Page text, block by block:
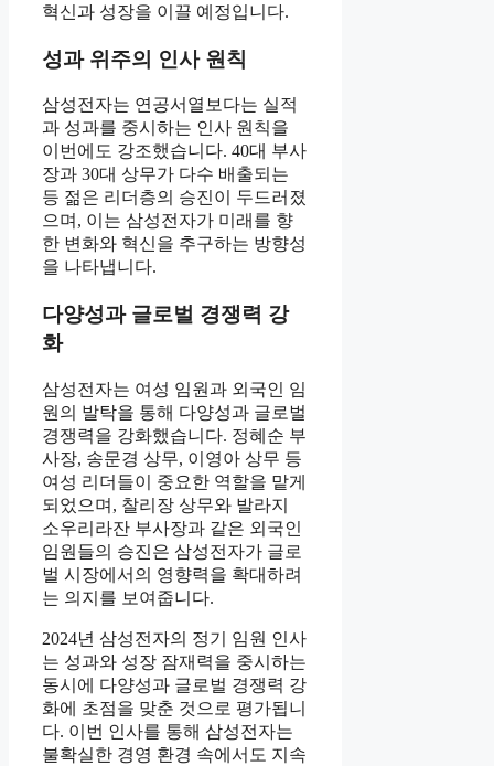
혁신과 성장을 이끌 예정입니다.
성과 위주의 인사 원칙
삼성전자는 연공서열보다는 실적
과 성과를 중시하는 인사 원칙을
이번에도 강조했습니다. 40대 부사
장과 30대 상무가 다수 배출되는
등 젊은 리더층의 승진이 두드러졌
으며, 이는 삼성전자가 미래를 향
한 변화와 혁신을 추구하는 방향성
을 나타냅니다.
다양성과 글로벌 경쟁력 강
화
삼성전자는 여성 임원과 외국인 임
원의 발탁을 통해 다양성과 글로벌
경쟁력을 강화했습니다. 정혜순 부
사장, 송문경 상무, 이영아 상무 등
여성 리더들이 중요한 역할을 맡게
되었으며, 찰리장 상무와 발라지
소우리라잔 부사장과 같은 외국인
임원들의 승진은 삼성전자가 글로
벌 시장에서의 영향력을 확대하려
는 의지를 보여줍니다.
2024년 삼성전자의 정기 임원 인사
는 성과와 성장 잠재력을 중시하는
동시에 다양성과 글로벌 경쟁력 강
화에 초점을 맞춘 것으로 평가됩니
다. 이번 인사를 통해 삼성전자는
불확실한 경영 환경 속에서도 지속